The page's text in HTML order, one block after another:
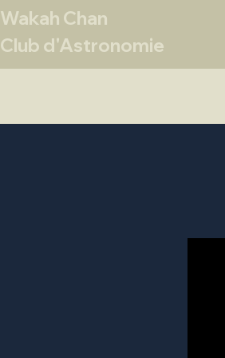
Wakah Chan
Club d'Astronomie